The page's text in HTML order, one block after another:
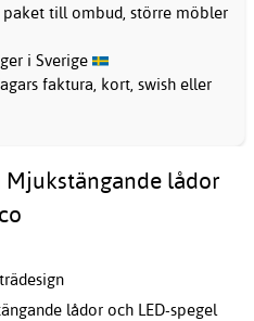
paket till ombud, större möbler
i Sverige
faktura, kort, swish eller
Mjukstängande lådor
lådor och LED-spegel